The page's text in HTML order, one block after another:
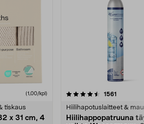
(1,00/kpl)
tiskaus
x 31 cm, 4
1561
Hiilihapotuslaitteet &
Hiilihappopatruuna
4.5viidestä